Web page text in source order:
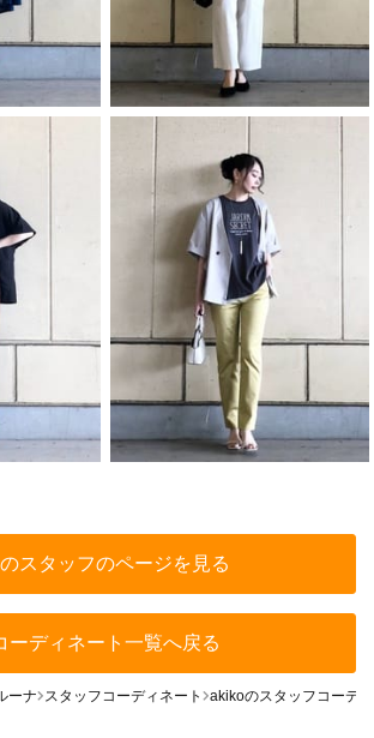
スタッフのページを見る
ーディネート一覧へ戻る
ーナ スタッフコーディネート akikoのスタッフコーデ